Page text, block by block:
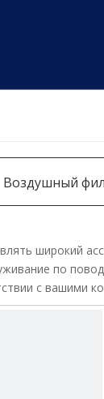
Воздушный
широкий
по
с вашими